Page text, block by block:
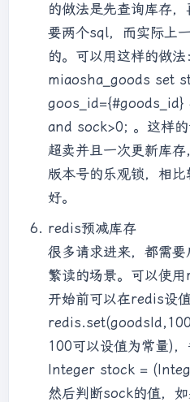
的做法是先查询库存
要两个sql，而实际上
的。可以用这样的做
miaosha_goods set
and sock>0; 。这样
超卖并且一次更新库
版本号的乐观锁，相
好。
redis预减库存
很多请求进来，都需
繁读的场景。可以使
开始前可以在redis设
100可以设值为常量)，
Integer stock =
然后判断sock的值，